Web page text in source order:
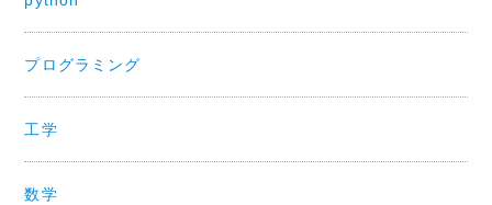
プログラミング
工学
数学